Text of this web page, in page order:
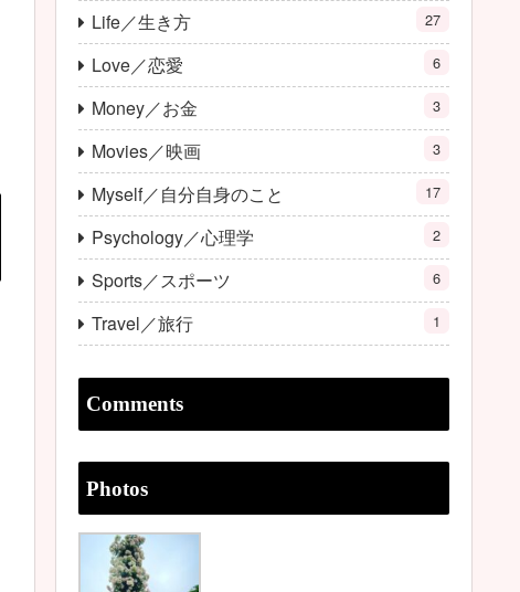
Life／生き方 27
Love／恋愛 6
Money／お金 3
Movies／映画 3
Myself／自分自身のこと 17
Psychology／心理学 2
Sports／スポーツ 6
Travel／旅行 1
Comments
Photos